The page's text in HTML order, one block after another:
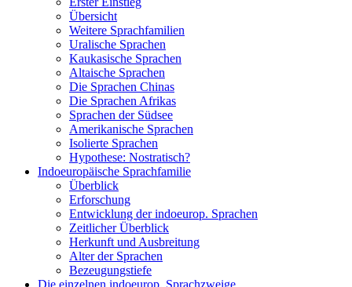
Übersicht
Weitere Sprachfamilien
Uralische Sprachen
Kaukasische Sprachen
Altaische Sprachen
Die Sprachen Chinas
Die Sprachen Afrikas
Sprachen der Südsee
Amerikanische Sprachen
Isolierte Sprachen
Hypothese: Nostratisch?
Indoeuropäische Sprachfamilie
Überblick
Erforschung
Entwicklung der indoeurop. Sprachen
Zeitlicher Überblick
Herkunft und Ausbreitung
Alter der Sprachen
Bezeugungstiefe
Die einzelnen indoeurop. Sprachzweige